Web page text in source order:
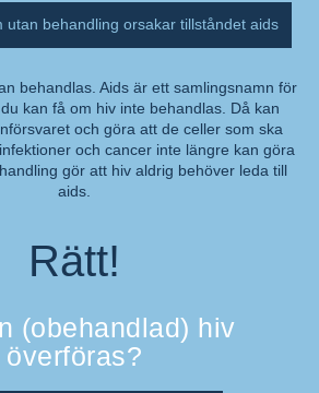
utan behandling orsakar tillståndet aids
behandlas. Aids är ett samlingsnamn för
kan få om hiv inte behandlas. Då kan
och göra att de celler som ska
och cancer inte längre kan göra
gör att hiv aldrig behöver leda till
aids.
Rätt!
(obehandlad) hiv
överföras?